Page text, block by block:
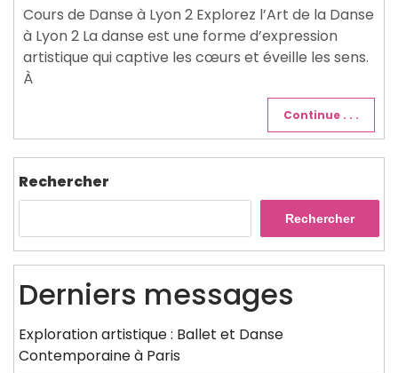
Cours de Danse à Lyon 2 Explorez l’Art de la Danse
à Lyon 2 La danse est une forme d’expression
artistique qui captive les cœurs et éveille les sens.
À
Continue . . .
Rechercher
Rechercher
Derniers messages
Exploration artistique : Ballet et Danse
Contemporaine à Paris